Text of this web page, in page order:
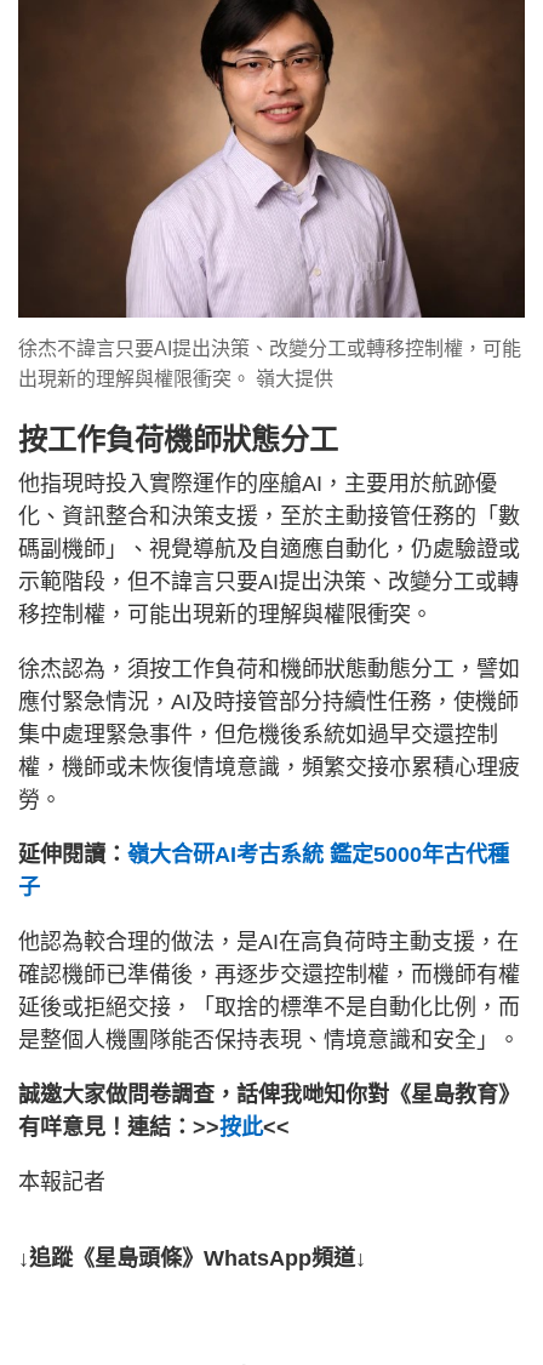
徐杰不諱言只要AI提出決策、改變分工或轉移控制權，可能
出現新的理解與權限衝突。 嶺大提供
按工作負荷機師狀態分工
他指現時投入實際運作的座艙AI，主要用於航跡優
化、資訊整合和決策支援，至於主動接管任務的「數
碼副機師」、視覺導航及自適應自動化，仍處驗證或
示範階段，但不諱言只要AI提出決策、改變分工或轉
移控制權，可能出現新的理解與權限衝突。
徐杰認為，須按工作負荷和機師狀態動態分工，譬如
應付緊急情況，AI及時接管部分持續性任務，使機師
集中處理緊急事件，但危機後系統如過早交還控制
權，機師或未恢復情境意識，頻繁交接亦累積心理疲
勞。
延伸閱讀： 嶺大合研AI考古系統 鑑定5000年古代種
子
他認為較合理的做法，是AI在高負荷時主動支援，在
確認機師已準備後，再逐步交還控制權，而機師有權
延後或拒絕交接，「取捨的標準不是自動化比例，而
是整個人機團隊能否保持表現、情境意識和安全」。
誠邀大家做問卷調查，話俾我哋知你對《星島教育》
有咩意見！連結：>>按此<<
本報記者
↓追蹤《星島頭條》WhatsApp頻道↓